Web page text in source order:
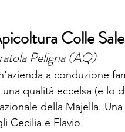
Colle
Peligna (AQ)
a conduzione
una qualità eccelsa (e lo
della Maje lla.
Cecilia e Flavio.